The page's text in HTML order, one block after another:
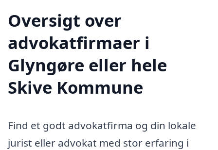
Oversigt over
advokatfirmaer i
Glyngøre eller hele
Skive Kommune
Find et godt advokatfirma og din lokale
jurist eller advokat med stor erfaring i